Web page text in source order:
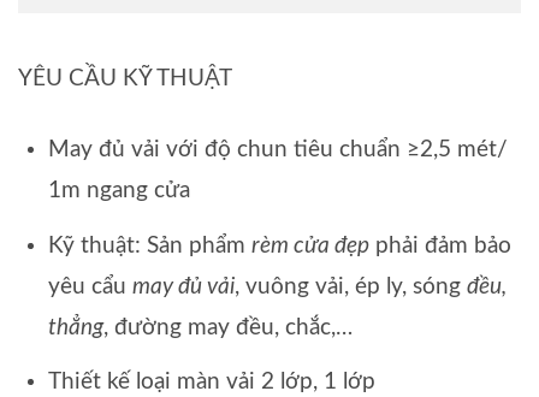
YÊU CẦU KỸ THUẬT
May đủ vải với độ chun tiêu chuẩn ≥2,5 mét/
1m ngang cửa
Kỹ thuật: Sản phẩm rèm cửa đẹpphải đảm bảo
yêu cẩu may đủ vải, vuông vải, ép ly, sóng đều,
thẳng, đường may đều, chắc,…
Thiết kế loại màn vải 2 lớp, 1 lớp